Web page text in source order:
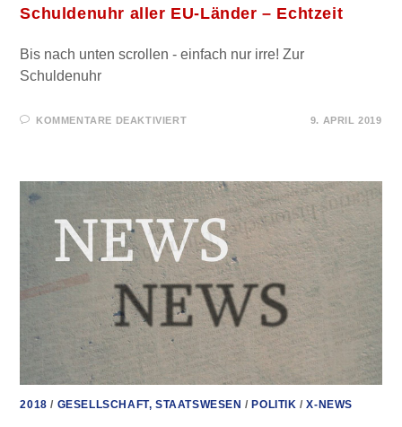
Schuldenuhr aller EU-Länder – Echtzeit
Bis nach unten scrollen - einfach nur irre! Zur
Schuldenuhr
KOMMENTARE DEAKTIVIERTFÜR
–
ECHTZEIT
9. APRIL 2019
2018 / GESELLSCHAFT, STAATSWESEN / POLITIK /X-NEWS